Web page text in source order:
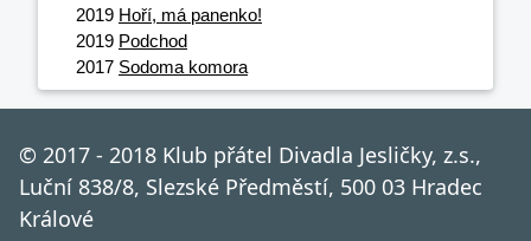
2019 Hoří, má panenko!
2019 Podchod
2017 Sodoma komora
© 2017 - 2018 Klub přátel Divadla Jesličky, z.s.,
Luční 838/8, Slezské Předměstí, 500 03 Hradec
Králové